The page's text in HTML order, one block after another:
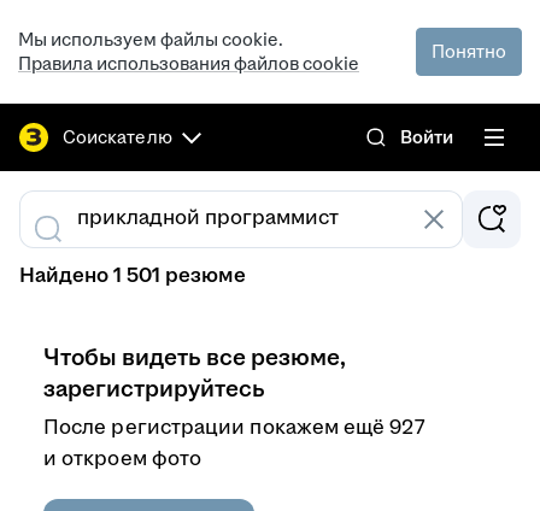
Мы используем файлы cookie.
Правила использования файлов cookie
Понятно
Соискателю Войти
Найдено 1 501 резюме
Чтобы видеть все резюме,
зарегистрируйтесь
После регистрации покажем ещё 927
и откроем фото